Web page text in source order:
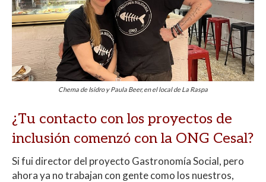
Chema de Isidro y Paula Beer, en el local de La Raspa
¿Tu contacto con los proyectos de
inclusión comenzó con la ONG Cesal?
Si fui director del proyecto Gastronomía Social, pero
ahora ya no trabajan con gente como los nuestros,